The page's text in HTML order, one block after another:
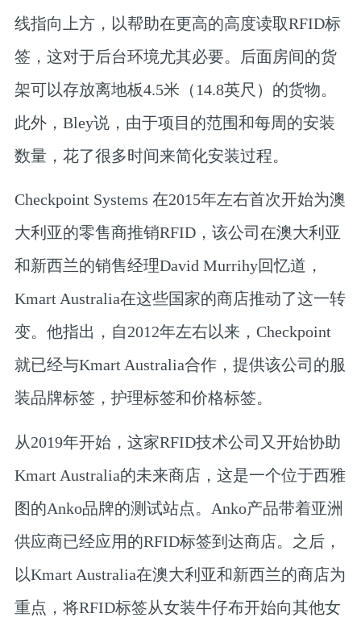
线指向上方，以帮助在更高的高度读取RFID标
签，这对于后台环境尤其必要。后面房间的货
架可以存放离地板4.5米（14.8英尺）的货物。
此外，Bley说，由于项目的范围和每周的安装
数量，花了很多时间来简化安装过程。
Checkpoint Systems 在2015年左右首次开始为澳
大利亚的零售商推销RFID，该公司在澳大利亚
和新西兰的销售经理David Murrihy回忆道，
Kmart Australia在这些国家的商店推动了这一转
变。他指出，自2012年左右以来，Checkpoint
就已经与Kmart Australia合作，提供该公司的服
装品牌标签，护理标签和价格标签。
从2019年开始，这家RFID技术公司又开始协助
Kmart Australia的未来商店，这是一个位于西雅
图的Anko品牌的测试站点。Anko产品带着亚洲
供应商已经应用的RFID标签到达商店。之后，
以Kmart Australia在澳大利亚和新西兰的商店为
重点，将RFID标签从女装牛仔布开始向其他女